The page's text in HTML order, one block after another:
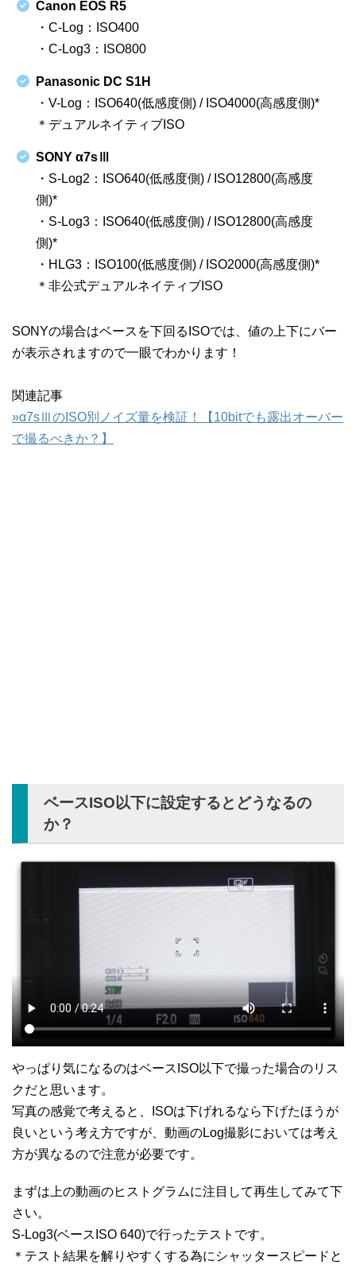
Canon EOS R5
・C-Log：ISO400
・C-Log3：ISO800
Panasonic DC S1H
・V-Log：ISO640(低感度側) / ISO4000(高感度側)*
＊デュアルネイティブISO
SONY α7sⅢ
・S-Log2：ISO640(低感度側) / ISO12800(高感度
側)*
・S-Log3：ISO640(低感度側) / ISO12800(高感度
側)*
・HLG3：ISO100(低感度側) / ISO2000(高感度側)*
＊非公式デュアルネイティブISO
SONYの場合はベースを下回るISOでは、値の上下にバー
が表示されますので一眼でわかります！
関連記事
»α7sⅢのISO別ノイズ量を検証！【10bitでも露出オーバー
で撮るべきか？】
ベースISO以下に設定するとどうなるの
か？
やっぱり気になるのはベースISO以下で撮った場合のリス
クだと思います。
写真の感覚で考えると、ISOは下げれるなら下げたほうが
良いという考え方ですが、動画のLog撮影においては考え
方が異なるので注意が必要です。
まずは上の動画のヒストグラムに注目して再生してみて下
さい。
S-Log3(ベースISO 640)で行ったテストです。
＊テスト結果を解りやすくする為にシャッタースピードと